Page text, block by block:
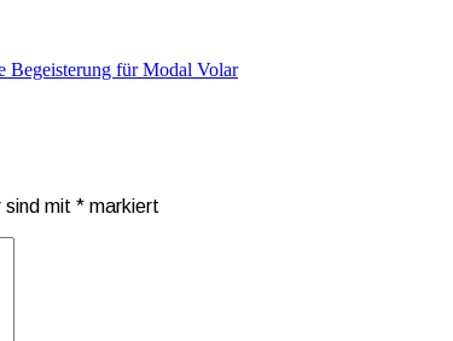
Begeisterung für Modal Volar
sind mit * markiert